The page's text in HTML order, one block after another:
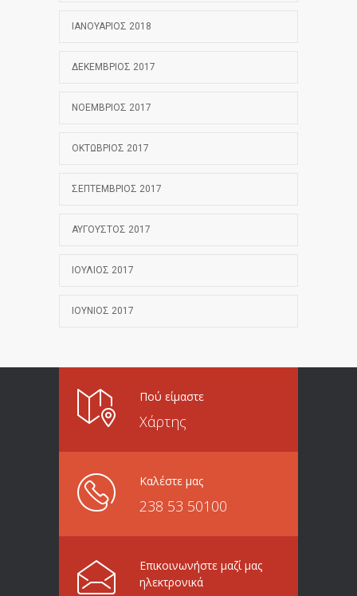
ΙΑΝΟΥΆΡΙΟΣ 2018
ΔΕΚΈΜΒΡΙΟΣ 2017
ΝΟΈΜΒΡΙΟΣ 2017
ΟΚΤΏΒΡΙΟΣ 2017
ΣΕΠΤΈΜΒΡΙΟΣ 2017
ΑΎΓΟΥΣΤΟΣ 2017
ΙΟΎΛΙΟΣ 2017
ΙΟΎΝΙΟΣ 2017
Πού είμαστε
Χάρτης
Καλέστε μας
238 53 50100
Επικοινωνήστε μαζί μας
ηλεκτρονικά